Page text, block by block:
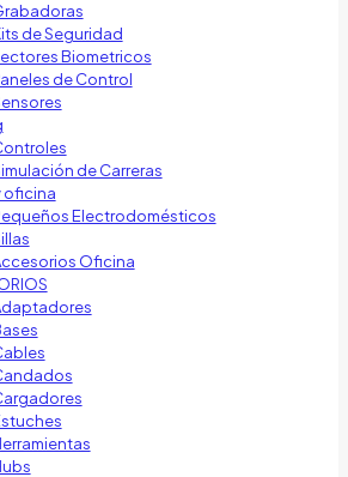
de Seguridad
Biometricos
de Control
de Carreras
oficina
Electrodomésticos
Oficina